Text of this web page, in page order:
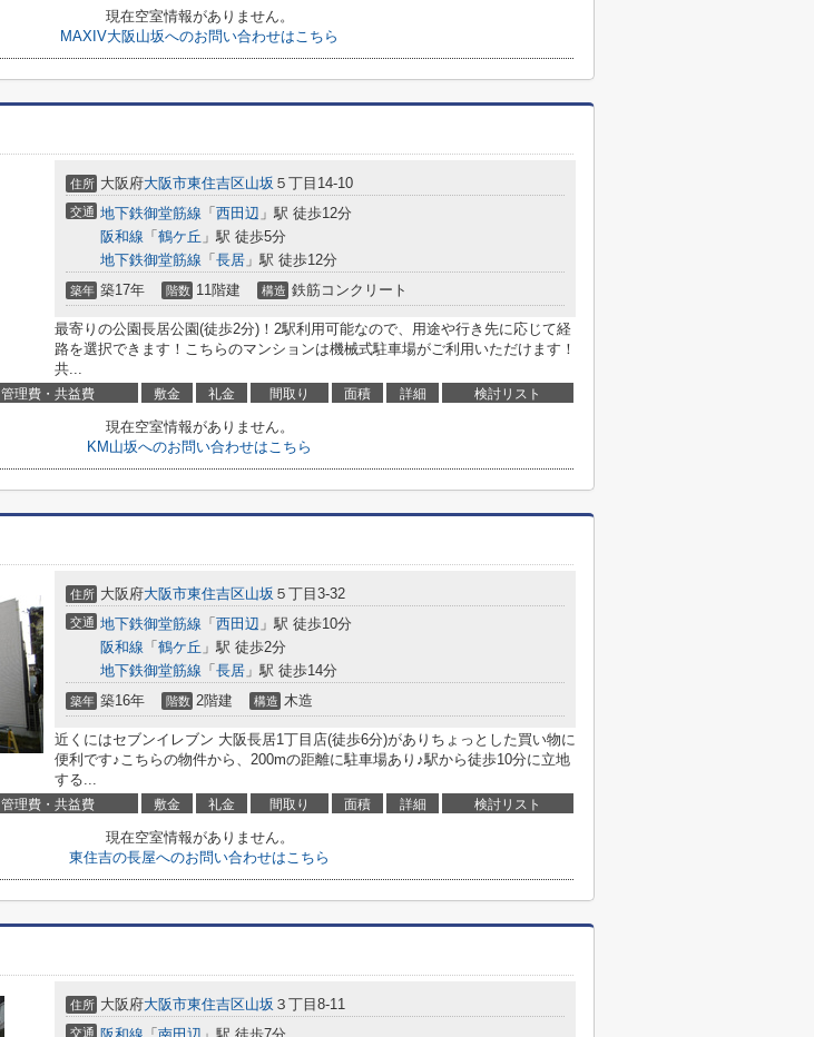
現在空室情報がありません。
MAXIV大阪山坂へのお問い合わせはこちら
住所 大阪府大阪市東住吉区山坂 ５丁目14-10
交通 地下鉄御堂筋線 「 西田辺 」駅 徒歩12分
阪和線 「 鶴ケ丘 」駅 徒歩5分
地下鉄御堂筋線 「 長居 」駅 徒歩12分
築年 築17年 階数 11階建 構造 鉄筋コンクリート
最寄りの公園長居公園(徒歩2分)！2駅利用可能なので、用途や行き先に応じて経
路を選択できます！こちらのマンションは機械式駐車場がご利用いただけます！
共...
管理費・共益費 敷金 礼金 間取り 面積 詳細 検討リスト
現在空室情報がありません。
KM山坂へのお問い合わせはこちら
住所 大阪府大阪市東住吉区山坂 ５丁目3-32
交通 地下鉄御堂筋線 「 西田辺 」駅 徒歩10分
阪和線 「 鶴ケ丘 」駅 徒歩2分
地下鉄御堂筋線 「 長居 」駅 徒歩14分
築年 築16年 階数 2階建 構造 木造
近くにはセブンイレブン 大阪長居1丁目店(徒歩6分)がありちょっとした買い物に
便利です♪こちらの物件から、200mの距離に駐車場あり♪駅から徒歩10分に立地
する...
管理費・共益費 敷金 礼金 間取り 面積 詳細 検討リスト
現在空室情報がありません。
東住吉の長屋へのお問い合わせはこちら
住所 大阪府大阪市東住吉区山坂 ３丁目8-11
交通